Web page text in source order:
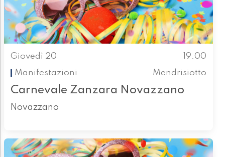
Giovedì 20
19.00
Manifestazioni
Mendrisiotto
Carnevale Zanzara Novazzano
Novazzano